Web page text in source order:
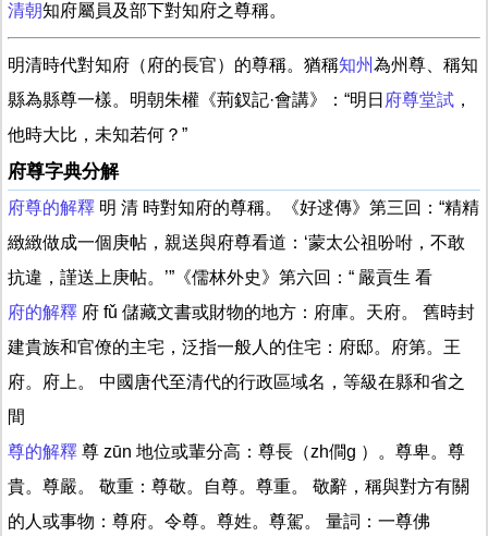
清朝知府屬員及部下對知府之尊稱。
明清時代對知府（府的長官）的尊稱。猶稱知州為州尊、稱知
縣為縣尊一樣。明朝朱權《荊釵記·會講》：“明日 府尊堂試 ，
他時大比，未知若何？”
府尊字典分解
府尊的解釋 明 清 時對知府的尊稱。《好逑傳》第三回：“精精
緻緻做成一個庚帖，親送與府尊看道：‘蒙太公祖吩咐，不敢
抗違，謹送上庚帖。’”《儒林外史》第六回：“ 嚴貢生 看
府的解釋 府 fǔ 儲藏文書或財物的地方：府庫。天府。 舊時封
建貴族和官僚的主宅，泛指一般人的住宅：府邸。府第。王
府。府上。 中國唐代至清代的行政區域名，等級在縣和省之
間
尊的解釋 尊 zūn 地位或輩分高：尊長（zh僴g ）。尊卑。尊
貴。尊嚴。 敬重：尊敬。自尊。尊重。 敬辭，稱與對方有關
的人或事物：尊府。令尊。尊姓。尊駕。 量詞：一尊佛